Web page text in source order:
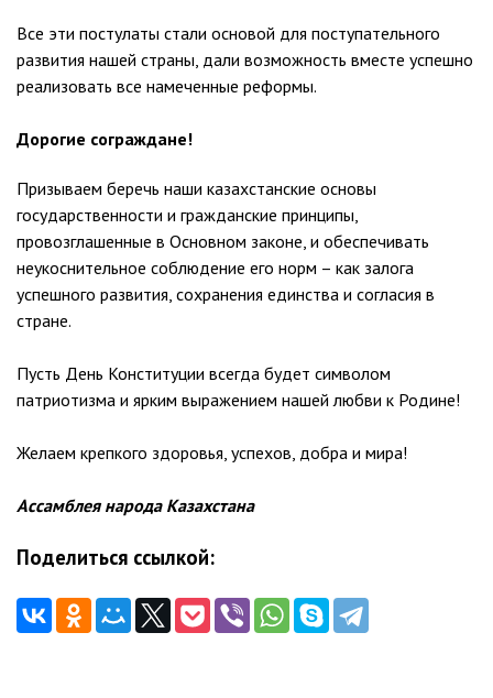
Все эти постулаты стали основой для поступательного
развития нашей страны, дали возможность вместе успешно
реализовать все намеченные реформы.
Дорогие сограждане!
Призываем беречь наши казахстанские основы
государственности и гражданские принципы,
провозглашенные в Основном законе, и обеспечивать
неукоснительное соблюдение его норм – как залога
успешного развития, сохранения единства и согласия в
стране.
Пусть День Конституции всегда будет символом
патриотизма и ярким выражением нашей любви к Родине!
Желаем крепкого здоровья, успехов, добра и мира!
Ассамблея народа Казахстана
Поделиться ссылкой: